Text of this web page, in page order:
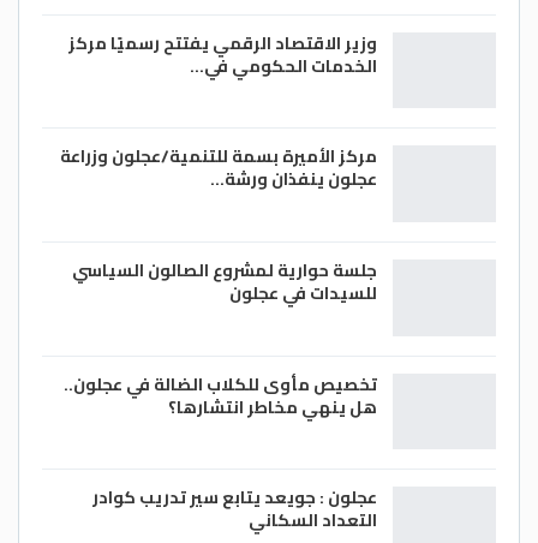
وزير الاقتصاد الرقمي يفتتح رسميًا مركز
الخدمات الحكومي في…
مركز الأميرة بسمة للتنمية/عجلون وزراعة
عجلون ينفذان ورشة…
جلسة حوارية لمشروع الصالون السياسي
للسيدات في عجلون
تخصيص مأوى للكلاب الضالة في عجلون..
هل ينهي مخاطر انتشارها؟
عجلون : جويعد يتابع سير تدريب كوادر
التعداد السكاني